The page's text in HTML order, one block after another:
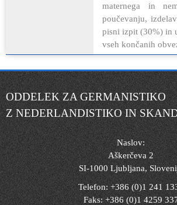
maternega in
poučevanju,
pisni izpit (30%) in
vseh končanih
ODDELEK ZA GERMANISTIKO
Z NEDERLANDISTIKO IN
Naslov:
Aškerčeva 2
SI-1000 Ljubljana,
Telefon: +386 (0)1 241
Faks: +386 (0)1 4259